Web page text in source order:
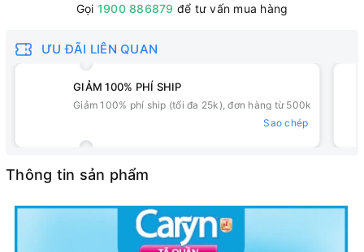
Gọi 1900 886879 để tư vấn mua hàng
ƯU ĐÃI LIÊN QUAN
GIẢM 100% PHÍ SHIP
Giảm 100% phí ship (tối đa 25k), đơn hàng từ 500k
Sao chép
Thông tin sản phẩm